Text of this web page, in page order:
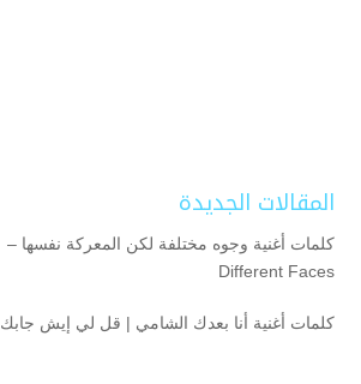
المقالات الجديدة
كلمات أغنية وجوه مختلفة لكن المعركة نفسها –
Different Faces
كلمات أغنية أنا بعدك الشامي | قل لي إيش جابك